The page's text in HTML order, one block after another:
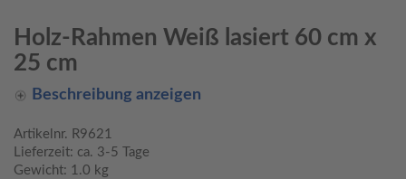
Holz-Rahmen Weiß lasiert 60 cm x
25 cm
Beschreibung anzeigen
Artikelnr. R9621
Lieferzeit: ca. 3-5 Tage
Gewicht: 1.0 kg